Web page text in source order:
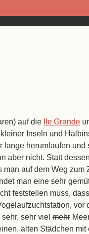
auf die Ile Grande
Inseln und
lange herumlaufen und
aber nicht. Statt
man auf dem Weg zum
man eine sehr
feststellen muss,
vor
sehr viel mehr
alten Städchen mit